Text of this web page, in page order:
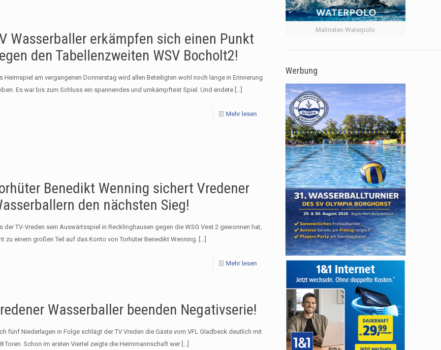
Wasserballer erkämpfen sich einen Punkt
den Tabellenzweiten WSV Bocholt2!
Heimspiel am vergangenen Donnerstag wird allen Beteiligten wohl noch lange in Erinnerung
Es war bis zum Schluss ein spannendes und umkämpftest Spiel. Und endete[…]
Mehr lesen
Benedikt Wenning sichert Vredener
den nächsten Sieg!
der TV-Vreden sein Auswärtsspiel in Recklinghausen gegen die WSG Vest 2 gewonnen hat,
zu einem großen Teil auf das Konto von Torhüter Benedikt Wenning. […]
Mehr lesen
Wasserballer beenden Negativserie!
fünf Niederlagen in Folge schlägt der TV Vreden die Gäste vom VFL Gladbeck deutlich mit
Toren. Schon im ersten Viertel zeigte die Heimmannschaft wer[…]
Malmsten Waterpolo
Werbung